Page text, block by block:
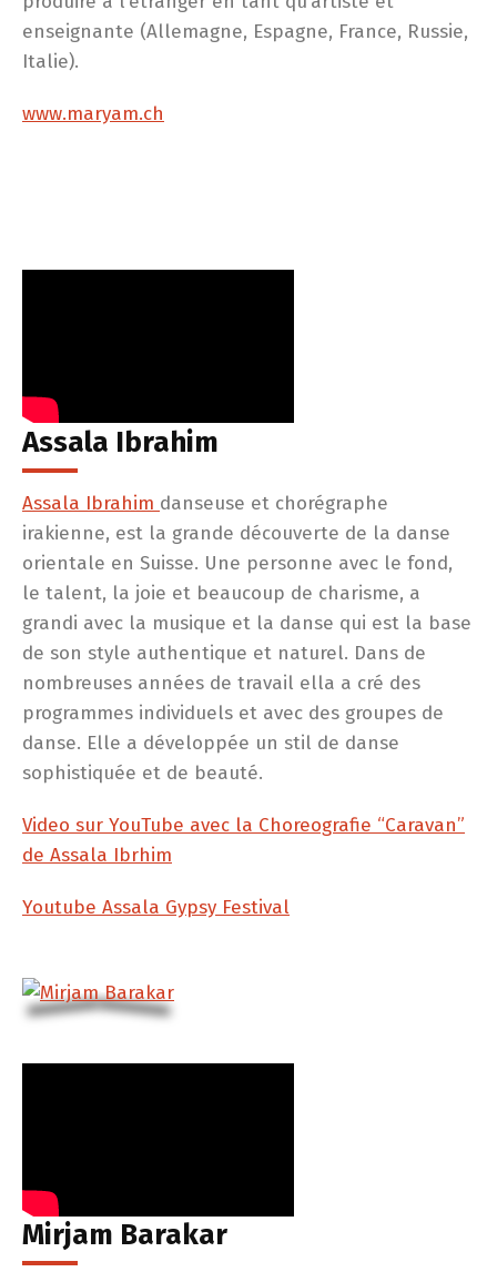
enseignante (Allemagne, Espagne, France, Russie,
Italie).
www.maryam.ch
Assala Ibrahim
Assala Ibrahim danseuse et chorégraphe
irakienne, est la grande découverte de la danse
orientale en Suisse. Une personne avec le fond,
le talent, la joie et beaucoup de charisme, a
grandi avec la musique et la danse qui est la base
de son style authentique et naturel. Dans de
nombreuses années de travail ella a cré des
programmes individuels et avec des groupes de
danse. Elle a développée un stil de danse
sophistiquée et de beauté.
Video sur YouTube avec la Choreografie “Caravan”
de Assala Ibrhim
Youtube Assala Gypsy Festival
Mirjam Barakar